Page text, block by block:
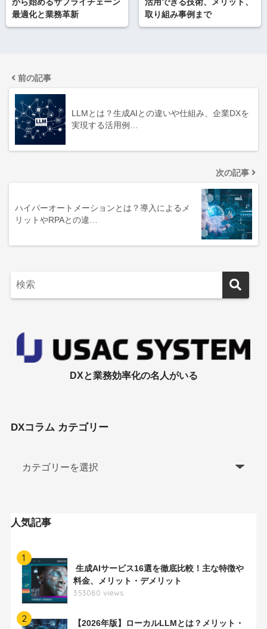
から始めるサプライチェーン
最適化と業務革新
活用できる技術、メリット、
取り組み事例まで
前の記事
LLMとは？生成AIとの違いや仕組み、企業DXを
実現する活用例…
次の記事
ハイパーオートメーションとは？導入によるメ
リットやRPAとの違…
DXと業務効率化の名人がいる
DXコラム カテゴリー
人気記事
1
生成AIサービス16選を徹底比較！主な特徴や
料金、メリット・デメリット
353080 views
2
【2026年版】ローカルLLMとは？メリット・